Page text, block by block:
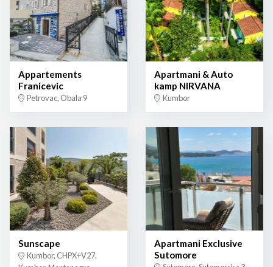
Appartements
Franicevic
Petrovac, Obala 9
Apartmani & Auto
kamp NIRVANA
Kumbor
Sunscape
Kumbor, CHPX+V27,
Apartmani Exclusive
Sutomore